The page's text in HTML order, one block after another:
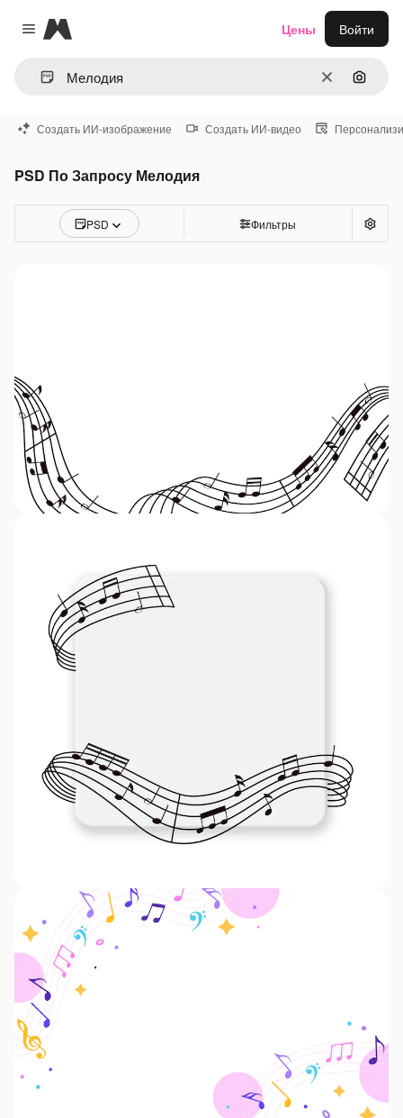
Close menu
Magnific
ОчиститьПоиск
Цены Войти
Создать ИИ-изображение Создать ИИ-видео
PSD По Запросу Мелодия
PSD Фильтры